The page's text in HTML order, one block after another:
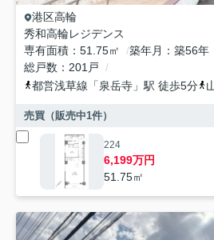
港区高輪
秀和高輪レジデンス
専有面積
51.75㎡ 築年月 築56年
総戸数
201戸
都営浅草線 「泉岳寺 」駅 徒歩5分
売買（販売中1件）
224
6,199万円
51.75㎡